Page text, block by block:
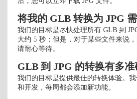
将我的 GLB 转换为 JPG
我们的目标是尽快处理所有 GLB 到
大约 5 秒；但是，对于某些文件来说
请耐心等待。
GLB 到 JPG 的转换有多准
我们的目标是提供最佳的转换体验。
和开发，每周都会添加新功能。